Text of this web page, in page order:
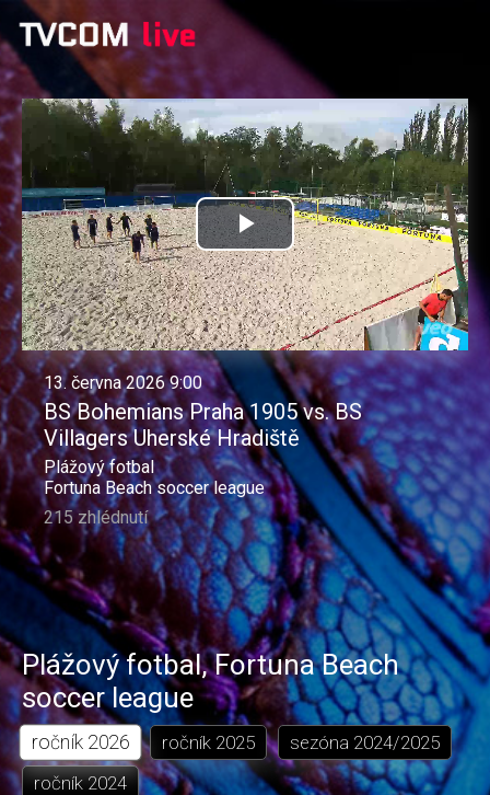
Přehrát
video
13. června 2026 9:00
BS Bohemians Praha 1905 vs. BS
Villagers Uherské Hradiště
Plážový fotbal
Fortuna Beach soccer league
215 zhlédnutí
Plážový fotbal,Fortuna Beach
soccer league
ročník 2026 ročník 2025 sezóna 2024/2025
ročník2024